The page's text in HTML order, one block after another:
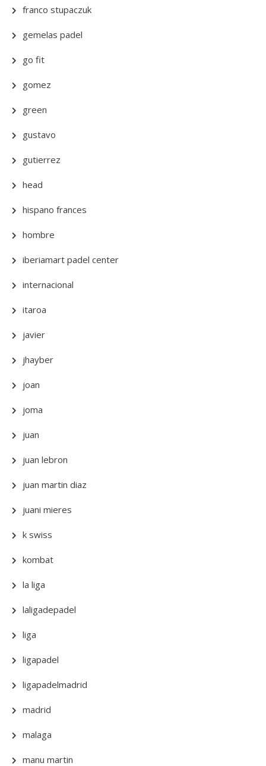
franco stupaczuk
gemelas padel
go fit
gomez
green
gustavo
gutierrez
head
hispano frances
hombre
iberiamart padel center
internacional
itaroa
javier
jhayber
joan
joma
juan
juan lebron
juan martin diaz
juani mieres
k swiss
kombat
la liga
laligadepadel
liga
ligapadel
ligapadelmadrid
madrid
malaga
manu martin